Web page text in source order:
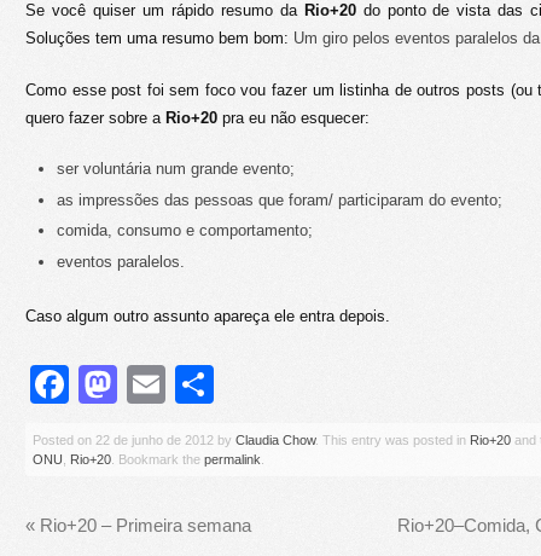
Se você quiser um rápido resumo da Rio+20do ponto de vista das
Soluções tem uma resumo bem bom: Um giro pelos eventos paralelos
Como esse post foi sem foco vou fazer um listinha de outros posts (ou
quero fazer sobre a Rio+20 pra eu não esquecer:
ser voluntária num grande evento;
as impressões das pessoas que foram/ participaram do evento;
comida, consumo e comportamento;
eventos paralelos.
Caso algum outro assunto apareça ele entra depois.
Facebook
Mastodon
Email
Posted on 22 de junho de 2012 by Claudia Chow. This entry was posted in Rio+20 and
ONU
Rio+20 . Bookmark the permalink
« Rio+20 – Primeira semana Rio+20–Comida,